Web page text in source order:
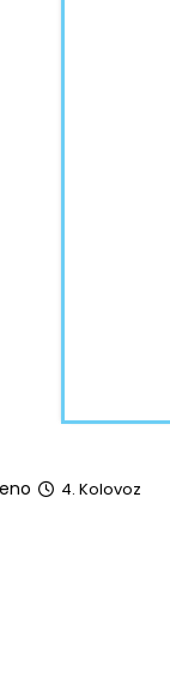
4. Kolovoz